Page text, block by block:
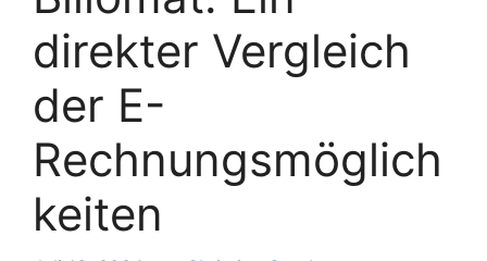
direkter Vergleich
der E-
Rechnungsmöglich
keiten